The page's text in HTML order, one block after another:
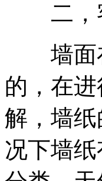
二，客
墙面在
的，在
解，墙
况下墙